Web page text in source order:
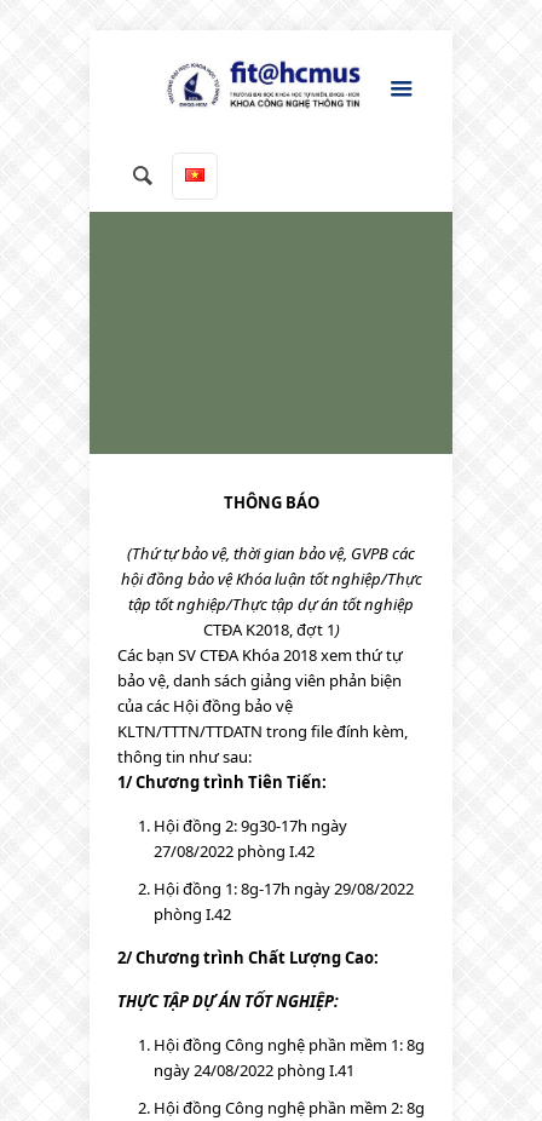
THÔNG BÁO
(Thứ tự bảo vệ, thời gian bảo vệ, GVPB các
hội đồng bảo vệ Khóa luận tốt nghiệp/Thực
tập tốt nghiệp/Thực tập dự án tốt nghiệp
CTĐA K2018, đợt 1)
Các bạn SV CTĐA Khóa 2018 xem thứ tự
bảo vệ, danh sách giảng viên phản biện
của các Hội đồng bảo vệ
KLTN/TTTN/TTDATN trong file đính kèm,
thông tin như sau:
1/ Chương trình Tiên Tiến:
Hội đồng 2: 9g30-17h ngày
27/08/2022 phòng I.42
Hội đồng 1: 8g-17h ngày 29/08/2022
phòng I.42
2/ Chương trình Chất Lượng Cao:
THỰC TẬP DỰ ÁN TỐT NGHIỆP:
Hội đồng Công nghệ phần mềm 1: 8g
ngày 24/08/2022 phòng I.41
Hội đồng Công nghệ phần mềm 2: 8g